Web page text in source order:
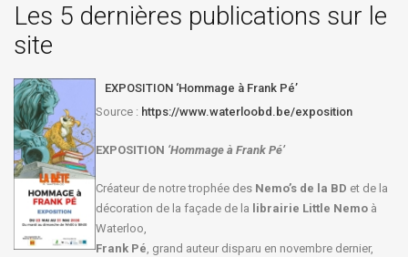
Les 5 dernières publications sur le
site
EXPOSITION ‘Hommage à Frank Pé’
Source : https://www.waterloobd.be/exposition
EXPOSITION ‘Hommage à Frank Pé’
Créateur de notre trophée des Nemo’s de la BD et de la
décoration de la façade de la librairie Little Nemo à
Waterloo,
Frank Pé, grand auteur disparu en novembre dernier,